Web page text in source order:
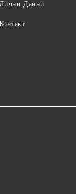
Лични Данни
Контакт